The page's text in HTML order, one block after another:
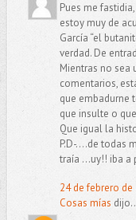
Pues me
estoy muy de
García “el
verdad. De
Mientras no
comentarios,
que embadurne
que insulte o
Que igual la
P.D-….de todas
traía …uy!! iba a
24 de febrero
Cosas mías